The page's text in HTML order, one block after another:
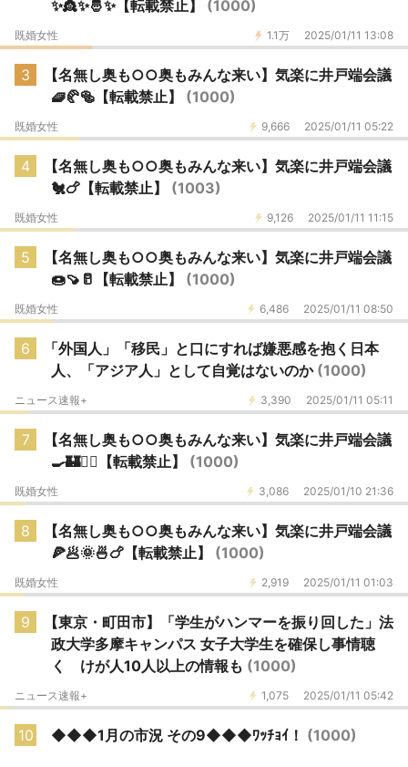
✨️👸✨️🤴✨️【転載禁止】 (1000)
1.1万 2025/01/11 13:08
既婚女性
3
【名無し奥も○○奥もみんな来い】気楽に井戸端会議
🧇🥐🥯【転載禁止】 (1000)
9,666 2025/01/11 05:22
既婚女性
4
【名無し奥も○○奥もみんな来い】気楽に井戸端会議
🐔🍗【転載禁止】 (1003)
9,126 2025/01/11 11:15
既婚女性
5
【名無し奥も○○奥もみんな来い】気楽に井戸端会議
🍩🍠🥛【転載禁止】 (1000)
6,486 2025/01/11 08:50
既婚女性
6
「外国人」「移民」と口にすれば嫌悪感を抱く日本
人、「アジア人」として自覚はないのか (1000)
3,390 2025/01/11 05:11
ニュース速報+
7
【名無し奥も○○奥もみんな来い】気楽に井戸端会議
🍳🏰🧙‍♀️【転載禁止】 (1000)
3,086 2025/01/10 21:36
既婚女性
8
【名無し奥も○○奥もみんな来い】気楽に井戸端会議
🍕🥟🌞🍜🍗【転載禁止】 (1000)
2,919 2025/01/11 01:03
既婚女性
9
【東京・町田市】「学生がハンマーを振り回した」法
政大学多摩キャンパス 女子大学生を確保し事情聴
く けが人10人以上の情報も (1000)
1,075 2025/01/11 05:42
ニュース速報+
10 ◆◆◆1月の市況 その9◆◆◆ﾜｯﾁｮｲ！ (1000)